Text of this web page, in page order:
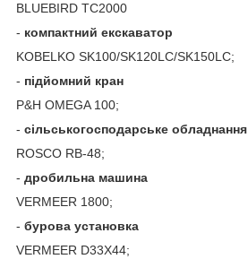
BLUEBIRD TC2000
- компактний екскаватор
KOBELKO SK100/SK120LC/SK150LC;
- підйомний кран
P&H OMEGA 100;
- сільськогосподарське обладнання
ROSCO RB-48;
- дробильна машина
VERMEER 1800;
- бурова установка
VERMEER D33X44;